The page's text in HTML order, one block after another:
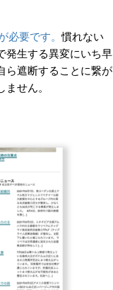
必要です。慣れない
発生する異変にいち早
ら遮断することに繋が
せん。